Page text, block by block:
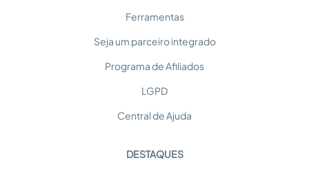
Ferramentas
Seja um parceiro integrado
Programa de Afiliados
LGPD
Central de Ajuda
DESTAQUES